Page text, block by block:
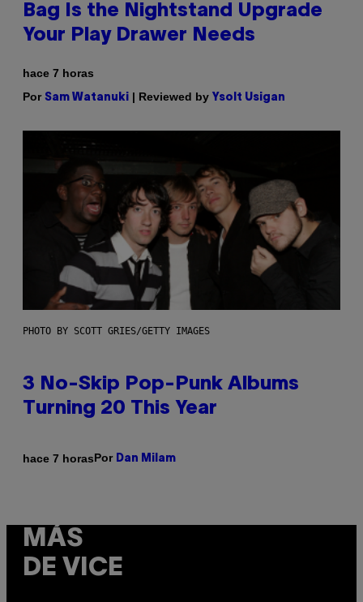
Bag Is the Nightstand Upgrade
Your Play Drawer Needs
hace 7 horas
Por Sam Watanuki | Reviewed by Ysolt Usigan
PHOTO BY SCOTT GRIES/GETTY IMAGES
3 No-Skip Pop-Punk Albums
Turning 20 This Year
hace 7 horasPor Dan Milam
MÁS
DE VICE